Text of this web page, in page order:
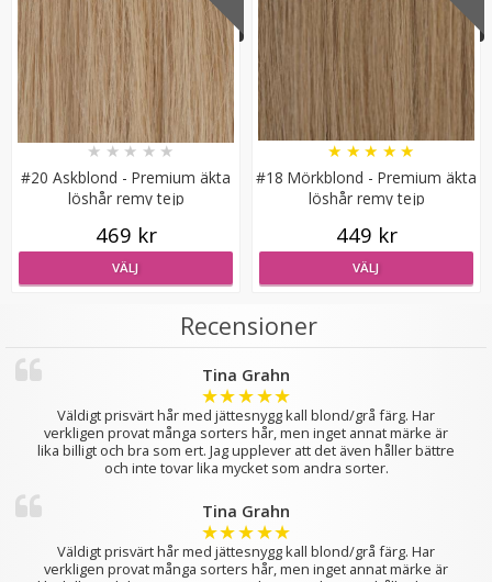
Platt tång för isättning av microringar - Svart
★★★★★
199 kr
249 kr
LÄGG I VARUKORG
#20 Askblond - Premium äkta
löshår remy tejp
★ ★ ★ ★ ★
469 kr
VÄLJ
#18 Mörkblond - Premium äkta
löshår remy tejp
★ ★ ★ ★ ★
449 kr
VÄLJ
Recensioner
Tina Grahn
★★★★★
Väldigt prisvärt hår med jättesnygg kall blond/grå färg. Har
verkligen provat många sorters hår, men inget annat märke är
lika billigt och bra som ert. Jag upplever att det även håller bättre
och inte tovar lika mycket som andra sorter.
Tina Grahn
★★★★★
Väldigt prisvärt hår med jättesnygg kall blond/grå färg. Har
verkligen provat många sorters hår, men inget annat märke är